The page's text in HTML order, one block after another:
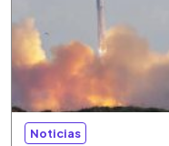
Noticias